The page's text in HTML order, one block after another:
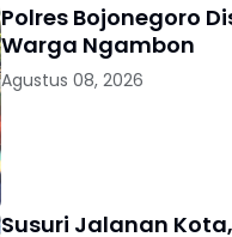
Polres Bojonegoro
Warga Ngambon
Agustus 08, 2026
Susuri Jalanan